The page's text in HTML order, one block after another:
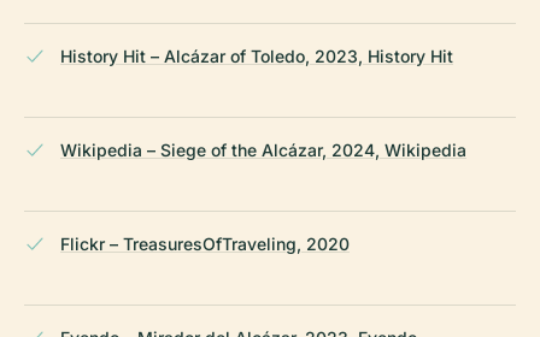
History Hit – Alcázar of Toledo, 2023, History Hit
Wikipedia – Siege of the Alcázar, 2024, Wikipedia
Flickr – TreasuresOfTraveling, 2020